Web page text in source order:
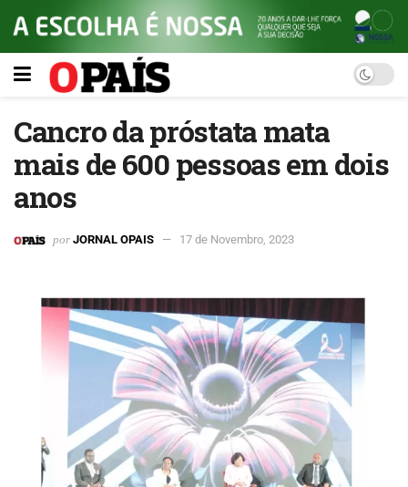
Cancro da próstata mata
mais de 600 pessoas em dois
anos
por JORNAL OPAIS 17 de Novembro, 2023